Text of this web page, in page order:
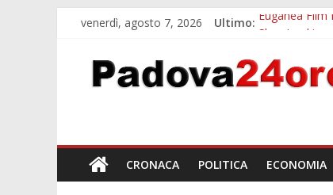
venerdì, agosto 7, 2026 Ultimo: Euganea Film
Notizie di
Orto
Concorso
CRONACA POLITICA ECONOMIA